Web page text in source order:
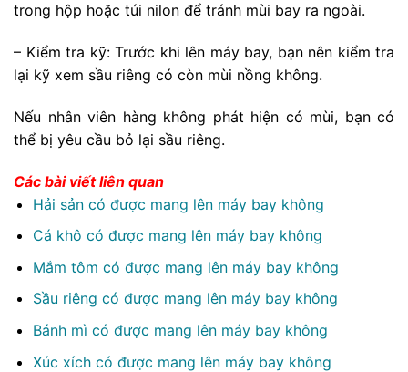
trong hộp hoặc túi nilon để tránh mùi bay ra ngoài.
– Kiểm tra kỹ: Trước khi lên máy bay, bạn nên kiểm tra
lại kỹ xem sầu riêng có còn mùi nồng không.
Nếu nhân viên hàng không phát hiện có mùi, bạn có
thể bị yêu cầu bỏ lại sầu riêng.
Các bài viết liên quan
Hải sản có được mang lên máy bay không
Cá khô có được mang lên máy bay không
Mắm tôm có được mang lên máy bay không
Sầu riêng có được mang lên máy bay không
Bánh mì có được mang lên máy bay không
Xúc xích có được mang lên máy bay không